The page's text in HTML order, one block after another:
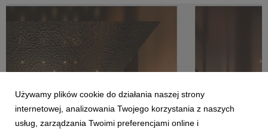
Używamy plików cookie do działania naszej strony
internetowej, analizowania Twojego korzystania z naszych
usług, zarządzania Twoimi preferencjami online i